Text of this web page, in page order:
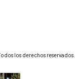
los derechos reservados.